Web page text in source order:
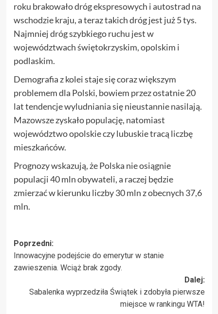
roku brakowało dróg ekspresowych i autostrad na
wschodzie kraju, a teraz takich dróg jest już 5 tys.
Najmniej dróg szybkiego ruchu jest w
województwach świętokrzyskim, opolskim i
podlaskim.
Demografia z kolei staje się coraz większym
problemem dla Polski, bowiem przez ostatnie 20
lat tendencje wyludniania się nieustannie nasilają.
Mazowsze zyskało populację, natomiast
województwo opolskie czy lubuskie tracą liczbę
mieszkańców.
Prognozy wskazują, że Polska nie osiągnie
populacji 40 mln obywateli, a raczej będzie
zmierzać w kierunku liczby 30 mln z obecnych 37,6
mln.
Zobacz
wpisy
Poprzedni:
Innowacyjne podejście do emerytur w stanie
zawieszenia. Wciąż brak zgody.
Dalej:
Sabalenka wyprzedziła Świątek i zdobyła pierwsze
miejsce w rankingu WTA!